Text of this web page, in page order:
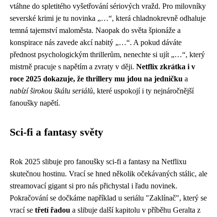
vtáhne do spletitého vyšetřování sériových vražd. Pro milovníky
severské krimi je tu novinka „…“, která chladnokrevně odhaluje
temná tajemství maloměsta. Naopak do světa špionáže a
konspirace nás zavede akcí nabitý „…“. A pokud dáváte
přednost psychologickým thrillerům, nenechte si ujít „…“, který
mistrně pracuje s napětím a zvraty v ději. Netflix zkrátka i v
roce 2025 dokazuje, že thrillery mu jdou na jedničku a
nabízí širokou škálu seriálů, které uspokojí i ty nejnáročnější
fanoušky napětí.
Sci-fi a fantasy světy
Rok 2025 slibuje pro fanoušky sci-fi a fantasy na Netflixu
skutečnou hostinu. Vrací se hned několik očekávaných stálic, ale
streamovací gigant si pro nás přichystal i řadu novinek.
Pokračování se dočkáme například u seriálu "Zaklínač", který se
vrací se třetí řadou a slibuje další kapitolu v příběhu Geralta z